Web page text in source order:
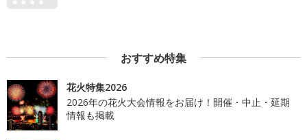
おすすめ特集
花火特集2026
2026年の花火大会情報をお届け！開催・中止・延期
情報も掲載